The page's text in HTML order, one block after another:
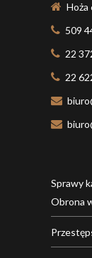
Hoża
509
22
22
Sprawy
Obrona